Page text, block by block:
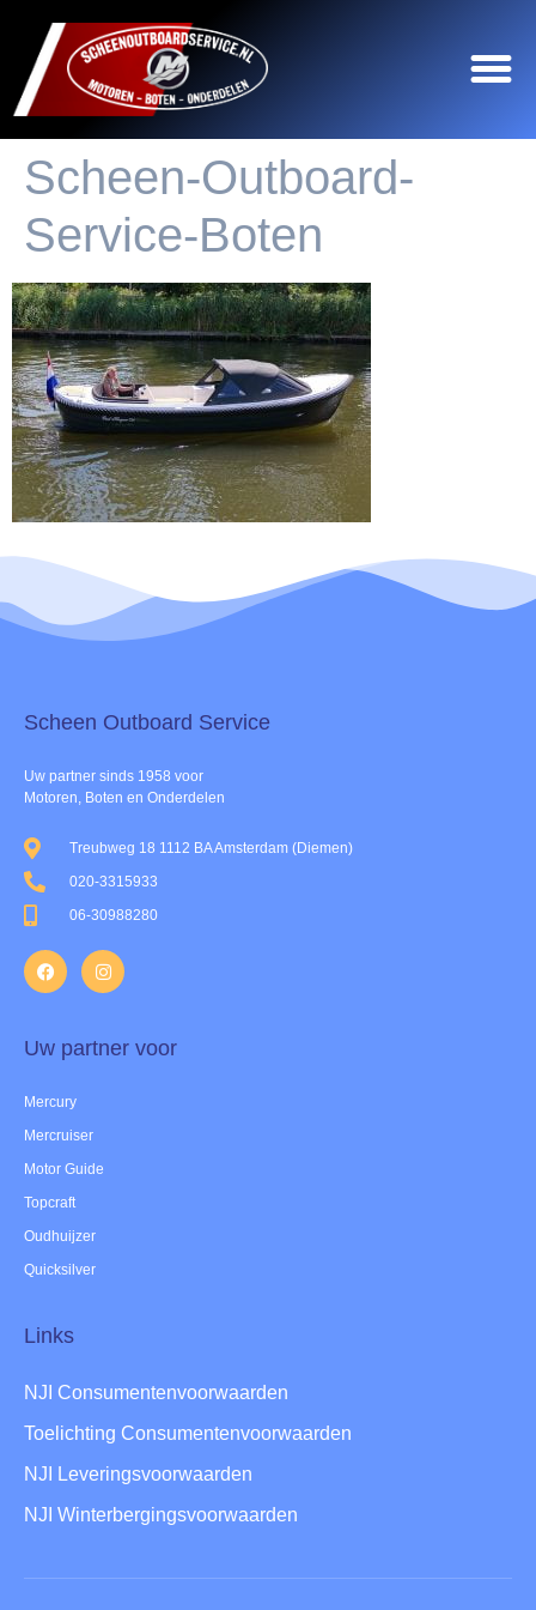
Scheen-Outboard-
Service-Boten
Scheen Outboard Service​
Uw partner sinds 1958 voor
Motoren, Boten en Onderdelen
Treubweg 18 1112 BA Amsterdam (Diemen)
020-3315933
06-30988280
Uw partner voor
Mercury
Mercruiser
Motor Guide
Topcraft
Oudhuijzer
Quicksilver
Links
NJI Consumentenvoorwaarden
Toelichting Consumentenvoorwaarden
NJI Leveringsvoorwaarden
NJI Winterbergingsvoorwaarden